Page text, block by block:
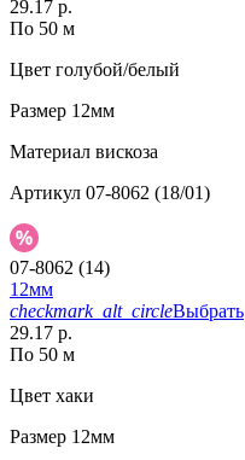
29.17 р.
По 50 м
Цвет голубой/белый
Размер 12мм
Материал вискоза
Артикул 07-8062 (18/01)
07-8062 (14)
12мм
checkmark_alt_circleВыбрать
29.17 р.
По 50 м
Цвет хаки
Размер 12мм